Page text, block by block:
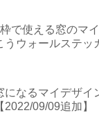
で使える窓のマ
うウォールステッ
になるマイデザイ
【2022/09/09追加】